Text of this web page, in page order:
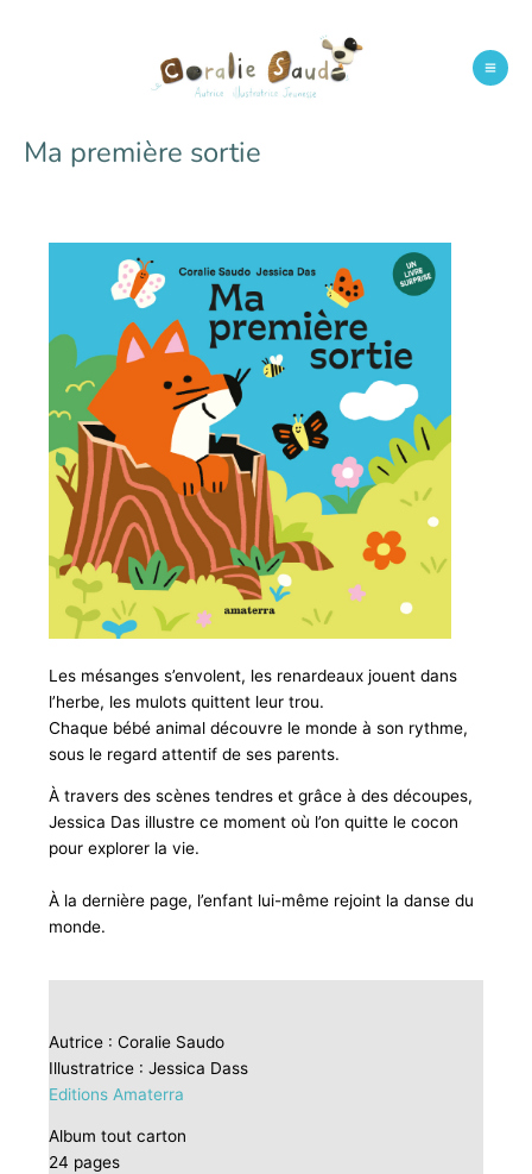
Ma première sortie
Les mésanges s’envolent, les renardeaux jouent dans
l’herbe, les mulots quittent leur trou.
Chaque bébé animal découvre le monde à son rythme,
sous le regard attentif de ses parents.
À travers des scènes tendres et grâce à des découpes,
Jessica Das illustre ce moment où l’on quitte le cocon
pour explorer la vie.
À la dernière page, l’enfant lui-même rejoint la danse du
monde.
Autrice : Coralie Saudo
Illustratrice : Jessica Dass
Editions Amaterra
Album tout carton
24 pages